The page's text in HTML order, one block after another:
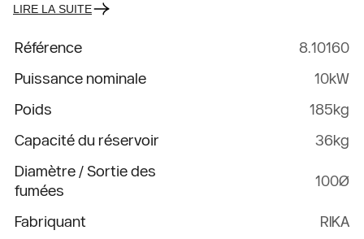
LIRE LA SUITE
Référence
8.10160
Puissance nominale
10kW
Poids
185kg
Capacité du réservoir
36kg
Diamètre / Sortie des
fumées
100Ø
Fabriquant RIKA